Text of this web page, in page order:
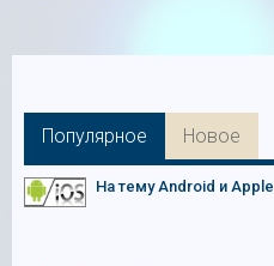
Популярное Новое
На тему Android и Apple